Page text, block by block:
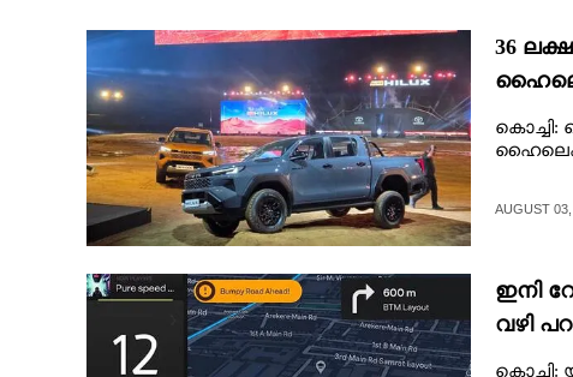
NEWS 360
CASE DIARY
CINEMA
OPINION
36
AUGUST
ഇനി
വഴി
കൊച്ചി: